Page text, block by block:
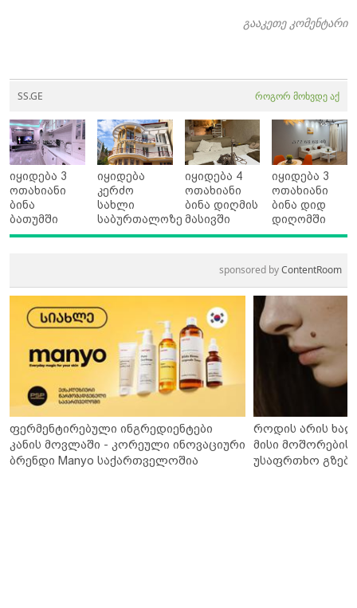
გააკეთე კომენტარი
SS.GE როგორ მოხვდე აქ
იყიდება 3
ოთახიანი
ბინა
ბათუმში
იყიდება
კერძო
სახლი
საბურთალოზე
იყიდება 4
ოთახიანი
ბინა დიღმის
მასივში
იყიდება 3
ოთახიანი
ბინა დიდ
დიღომში
sponsored byContentRoom
ფერმენტირებული ინგრედიენტები
კანის მოვლაში - კორეული ინოვაციური
ბრენდი Manyo საქართველოშია
როდის არის
მისი მოშორების
უსაფრთხო გზები